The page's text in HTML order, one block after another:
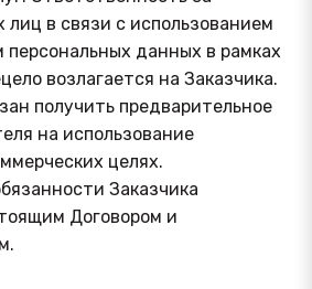
лиц в связи с использованием
данных в рамках
возлагается на Заказчика.
получить предварительное
на использование
целях.
Заказчика
Договором и